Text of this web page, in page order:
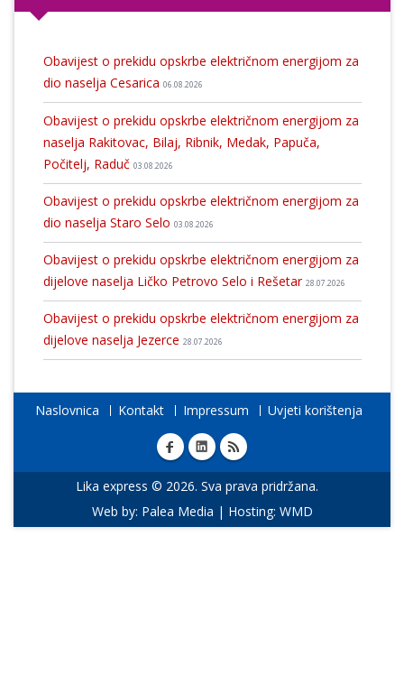
Obavijest o prekidu opskrbe električnom energijom za
dio naselja Cesarica 06.08.2026
Obavijest o prekidu opskrbe električnom energijom za
naselja Rakitovac, Bilaj, Ribnik, Medak, Papuča,
Počitelj, Raduč 03.08.2026
Obavijest o prekidu opskrbe električnom energijom za
dio naselja Staro Selo 03.08.2026
Obavijest o prekidu opskrbe električnom energijom za
dijelove naselja Ličko Petrovo Selo i Rešetar 28.07.2026
Obavijest o prekidu opskrbe električnom energijom za
dijelove naselja Jezerce 28.07.2026
Naslovnica Kontakt Impressum Uvjeti korištenja
Lika express © 2026. Sva prava pridržana.
Web by: Palea Media | Hosting: WMD